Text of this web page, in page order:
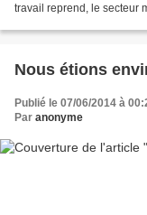
travail reprend, le secteur
Nous étions
Publié le 07/06/2014 à
Par anonyme